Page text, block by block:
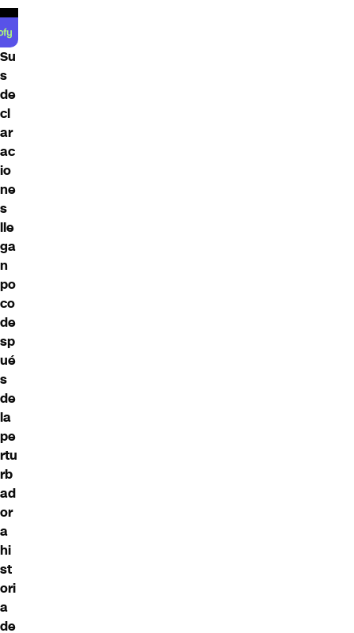
Su
s
de
cl
ar
ac
io
ne
s
lle
ga
n
po
co
de
sp
ué
s
de
la
pe
rtu
rb
ad
or
a
hi
st
ori
a
de